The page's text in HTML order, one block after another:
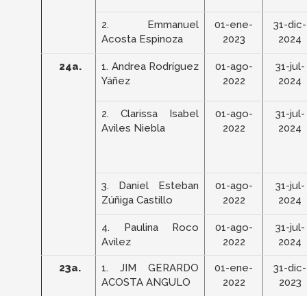
2. Emmanuel
Acosta Espinoza
01-ene-
2023
31-dic-
2024
24a.
1. Andrea Rodríguez
Yáñez
01-ago-
2022
31-jul-
2024
2. Clarissa Isabel
Aviles Niebla
01-ago-
2022
31-jul-
2024
3. Daniel Esteban
Zúñiga Castillo
01-ago-
2022
31-jul-
2024
4. Paulina Roco
Avilez
01-ago-
2022
31-jul-
2024
23a.
1. JIM GERARDO
ACOSTA ANGULO
01-ene-
2022
31-dic-
2023